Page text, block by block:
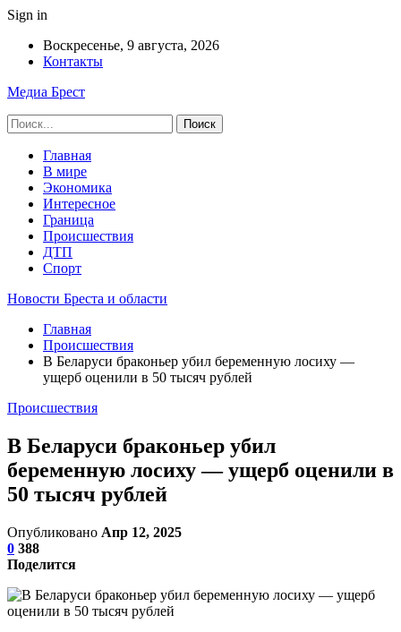
Sign in
Воскресенье, 9 августа, 2026
Контакты
Медиа Брест
Главная
В мире
Экономика
Интересное
Граница
Происшествия
ДТП
Спорт
Новости Бреста и области
Главная
Происшествия
В Беларуси браконьер убил беременную лосиху —
ущерб оценили в 50 тысяч рублей
Происшествия
В Беларуси браконьер убил
беременную лосиху — ущерб оценили в
50 тысяч рублей
Опубликовано Апр 12, 2025
0 388
Поделится